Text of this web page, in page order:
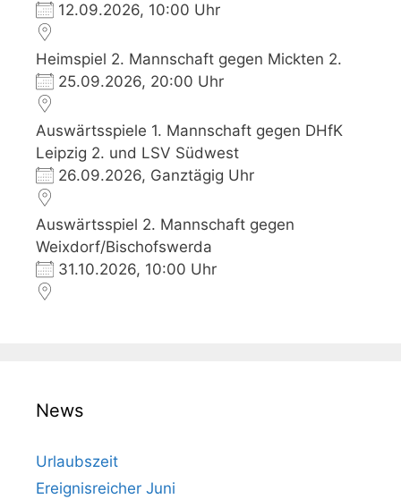
12.09.2026, 10:00 Uhr
Heimspiel 2. Mannschaft gegen Mickten 2.
25.09.2026, 20:00 Uhr
Auswärtsspiele 1. Mannschaft gegen DHfK
Leipzig 2. und LSV Südwest
26.09.2026, Ganztägig Uhr
Auswärtsspiel 2. Mannschaft gegen
Weixdorf/Bischofswerda
31.10.2026, 10:00 Uhr
News
Urlaubszeit
Ereignisreicher Juni